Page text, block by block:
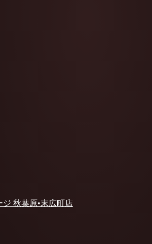
秋葉原•末広町店